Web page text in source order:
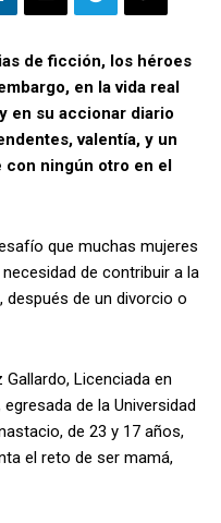
de ficción, los héroes
en la vida real
en su accionar diario
valentía, y un
con ningún otro en el
que muchas mujeres
de contribuir a la
de un divorcio o
Licenciada en
de la Universidad
de 23 y 17 años,
el reto de ser mamá,